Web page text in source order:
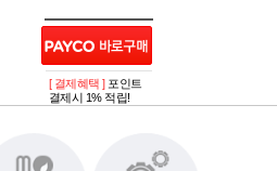
[ 결제혜택 ] 포인트
결제시 1% 적립!